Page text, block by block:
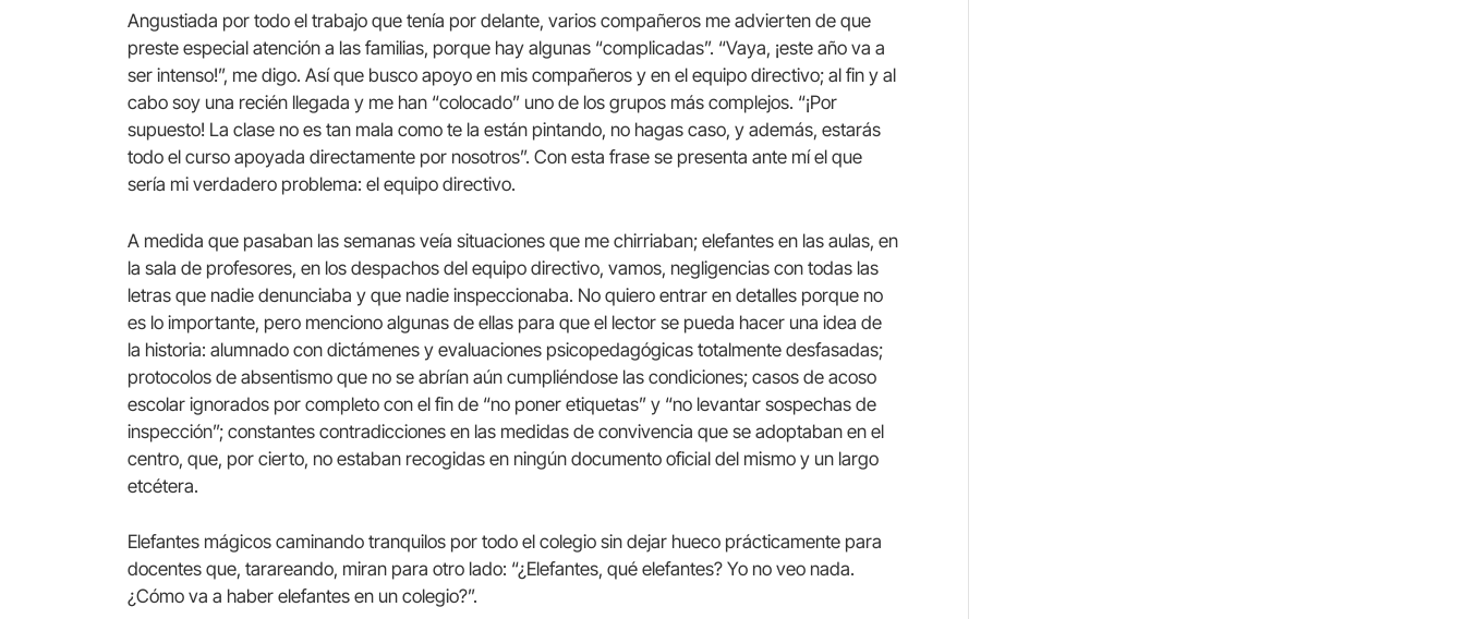
Angustiada por todo el trabajo que tenía por delante, varios compañeros me advierten de que
preste especial atención a las familias, porque hay algunas “complicadas”. “Vaya, ¡este año va a
ser intenso!”, me digo. Así que busco apoyo en mis compañeros y en el equipo directivo; al fin y al
cabo soy una recién llegada y me han “colocado” uno de los grupos más complejos. “¡Por
supuesto! La clase no es tan mala como te la están pintando, no hagas caso, y además, estarás
todo el curso apoyada directamente por nosotros”. Con esta frase se presenta ante mí el que
sería mi verdadero problema: el equipo directivo.
A medida que pasaban las semanas veía situaciones que me chirriaban; elefantes en las aulas, en
la sala de profesores, en los despachos del equipo directivo, vamos, negligencias con todas las
letras que nadie denunciaba y que nadie inspeccionaba. No quiero entrar en detalles porque no
es lo importante, pero menciono algunas de ellas para que el lector se pueda hacer una idea de
la historia: alumnado con dictámenes y evaluaciones psicopedagógicas totalmente desfasadas;
protocolos de absentismo que no se abrían aún cumpliéndose las condiciones; casos de acoso
escolar ignorados por completo con el fin de “no poner etiquetas” y “no levantar sospechas de
inspección”; constantes contradicciones en las medidas de convivencia que se adoptaban en el
centro, que, por cierto, no estaban recogidas en ningún documento oficial del mismo y un largo
etcétera.
Elefantes mágicos caminando tranquilos por todo el colegio sin dejar hueco prácticamente para
docentes que, tarareando, miran para otro lado: “¿Elefantes, qué elefantes? Yo no veo nada.
¿Cómo va a haber elefantes en un colegio?”.